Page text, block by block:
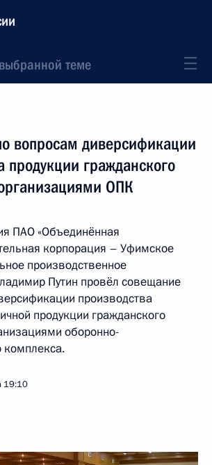
теме
вопросам диверсификации
продукции гражданского
ОПК
ПАО «Объединённая
корпорация – Уфимское
производственное
Путин провёл совещание
производства
продукции гражданского
оборонно-
19:10